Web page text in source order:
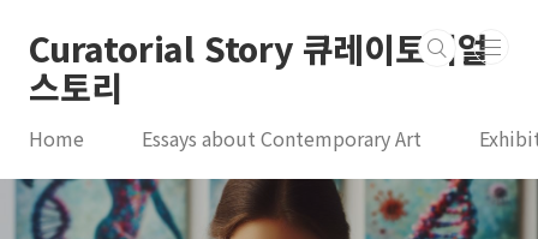
Curatorial Story 큐레이토리얼
스토리
Home Essays about Contemporary Art